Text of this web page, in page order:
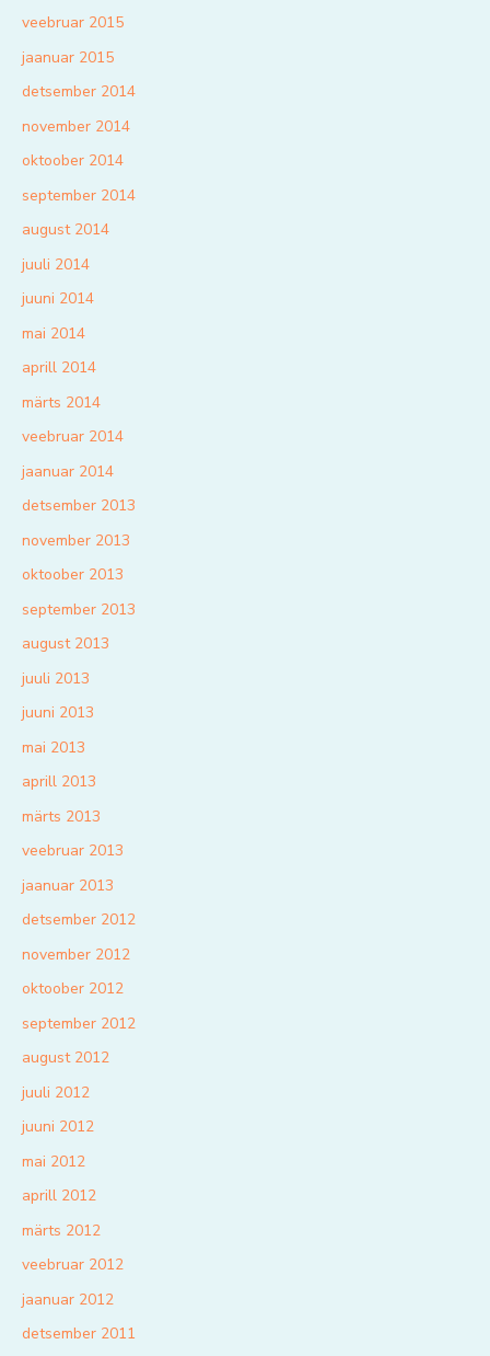
veebruar 2015
jaanuar 2015
detsember 2014
november 2014
oktoober 2014
september 2014
august 2014
juuli 2014
juuni 2014
mai 2014
aprill 2014
märts 2014
veebruar 2014
jaanuar 2014
detsember 2013
november 2013
oktoober 2013
september 2013
august 2013
juuli 2013
juuni 2013
mai 2013
aprill 2013
märts 2013
veebruar 2013
jaanuar 2013
detsember 2012
november 2012
oktoober 2012
september 2012
august 2012
juuli 2012
juuni 2012
mai 2012
aprill 2012
märts 2012
veebruar 2012
jaanuar 2012
detsember 2011